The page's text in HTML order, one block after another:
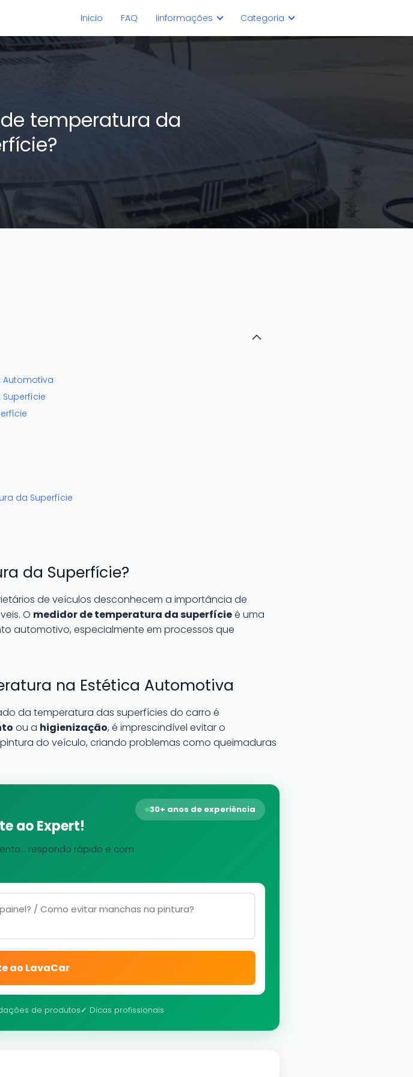
Inicio FAQ Iinformações Categoria
temperatura da
Automotiva
da Superfície
da Superfície?
de veículos desconhecem a importância de
O medidor de temperatura da superfícieé uma
automotivo, especialmente em processos que
na Estética Automotiva
da temperatura das superfícies do carro é
ou a higienização, é imprescindível evitar o
do veículo, criando problemas como queimaduras
ao Expert!
respondo rápido e com
30+ anos de experiência
ao LavaCar
de produtos✓ Dicas profissionais